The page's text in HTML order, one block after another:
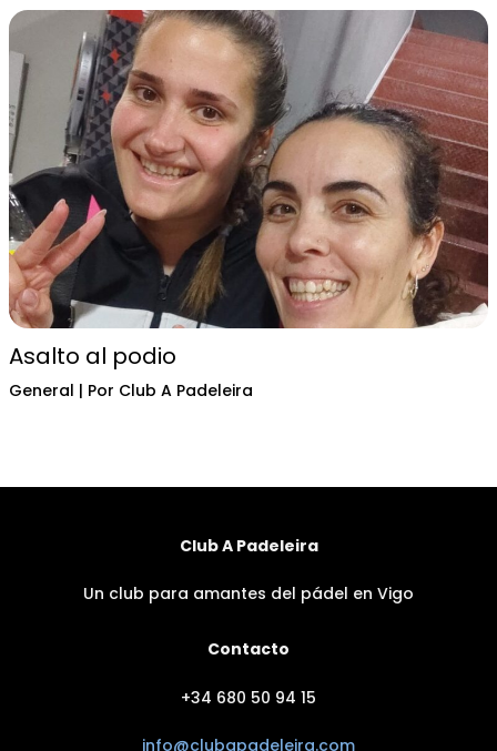
Asalto al podio
General | Por Club A Padeleira
Club A Padeleira
Un club para amantes del pádel en Vigo
Contacto
+34 680 50 94 15
info@clubapadeleira.com